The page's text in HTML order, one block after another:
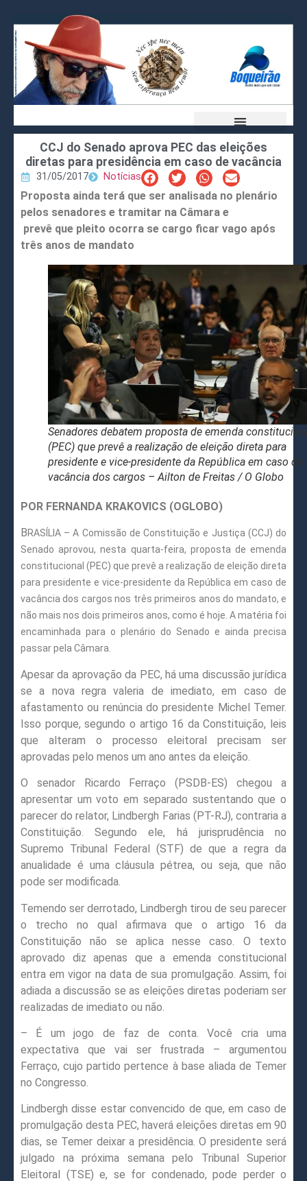
CCJ do Senado aprova PEC das eleições
diretas para presidência em caso de vacância
31/05/2017 Notícias
Proposta ainda terá que ser analisada no plenário
pelos senadores e tramitar na Câmara e
prevê que pleito ocorra se cargo ficar vago após
três anos de mandato
Senadores debatem proposta de emenda
(PEC) que prevê a realização de eleição direta para
presidente e vice-presidente da República em caso de
vacância dos cargos – Ailton de Freitas / O Globo
POR FERNANDA KRAKOVICS (OGLOBO)
BRASÍLIA – A Comissão de Constituição e Justiça (CCJ) do
Senado aprovou, nesta quarta-feira, proposta de emenda
constitucional (PEC) que prevê a realização de eleição direta
para presidente e vice-presidente da República em caso de
vacância dos cargos nos três primeiros anos do mandato, e
não mais nos dois primeiros anos, como é hoje. A matéria foi
encaminhada para o plenário do Senado e ainda precisa
passar pela Câmara.
Apesar da aprovação da PEC, há uma discussão jurídica
se a nova regra valeria de imediato, em caso de
afastamento ou renúncia do presidente Michel Temer.
Isso porque, segundo o artigo 16 da Constituição, leis
que alteram o processo eleitoral precisam ser
aprovadas pelo menos um ano antes da eleição.
O senador Ricardo Ferraço (PSDB-ES) chegou a
apresentar um voto em separado sustentando que o
parecer do relator, Lindbergh Farias (PT-RJ), contraria a
Constituição. Segundo ele, há jurisprudência no
Supremo Tribunal Federal (STF) de que a regra da
anualidade é uma cláusula pétrea, ou seja, que não
pode ser modificada.
Temendo ser derrotado, Lindbergh tirou de seu parecer
o trecho no qual afirmava que o artigo 16 da
Constituição não se aplica nesse caso. O texto
aprovado diz apenas que a emenda constitucional
entra em vigor na data de sua promulgação. Assim, foi
adiada a discussão se as eleições diretas poderiam ser
realizadas de imediato ou não.
– É um jogo de faz de conta. Você cria uma
expectativa que vai ser frustrada – argumentou
Ferraço, cujo partido pertence à base aliada de Temer
no Congresso.
Lindbergh disse estar convencido de que, em caso de
promulgação desta PEC, haverá eleições diretas em 90
dias, se Temer deixar a presidência. O presidente será
julgado na próxima semana pelo Tribunal Superior
Eleitoral (TSE) e, se for condenado, pode perder o